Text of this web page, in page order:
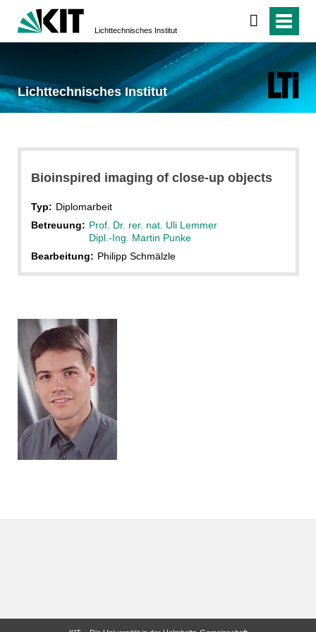
Lichttechnisches Institut
Lichttechnisches Institut
Bioinspired imaging of close-up objects
Typ: Diplomarbeit
Betreuung: Prof. Dr. rer. nat. Uli Lemmer
Dipl.-Ing. Martin Punke
Bearbeitung: Philipp Schmälzle